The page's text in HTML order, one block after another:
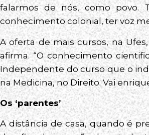
falarmos de nós, como povo.
conhecimento colonial, ter voz
A oferta de mais cursos, na
afirma. “O conhecimento
Independente do curso que o
na Medicina, no Direito. Vai
Os ‘parentes’
A distância de casa, quando é